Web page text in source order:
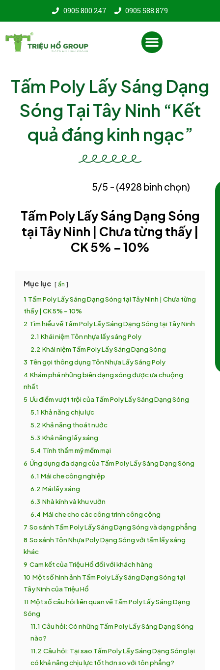
dung
0905.800.247 0905.588.879
Menu
Tấm Poly Lấy Sáng Dạng
Sóng Tại Tây Ninh “Kết
quả đáng kinh ngạc”
5/5 - (4928 bình chọn)
Tấm Poly Lấy Sáng Dạng Sóng
tại Tây Ninh | Chưa từng thấy |
CK 5% – 10%
Mục lục ẩn
1 Tấm Poly Lấy Sáng Dạng Sóng tại Tây Ninh | Chưa từng
thấy | CK 5% – 10%
2 Tìm hiểu về Tấm Poly Lấy Sáng Dạng Sóng tại Tây Ninh
2.1 Khái niệm Tôn nhựa lấy sáng Poly
2.2 Khái niệm Tấm Poly Lấy Sáng Dạng Sóng
3 Tên gọi thông dụng Tôn Nhựa Lấy Sáng Poly
4 Khám phá những biên dạng sóng được ưa chuộng
nhất
5 Ưu điểm vượt trội của Tấm Poly Lấy Sáng Dạng Sóng
5.1 Khả năng chịu lực
5.2 Khả năng thoát nước
5.3 Khả năng lấy sáng
5.4 Tính thẩm mỹ mềm mại
6 Ứng dụng đa dạng của Tấm Poly Lấy Sáng Dạng Sóng
6.1 Mái che công nghiệp
6.2 Mái lấy sáng
6.3 Nhà kính và khu vườn
6.4 Mái che cho các công trình công cộng
7 So sánh Tấm Poly Lấy Sáng Dạng Sóng và dạng phẳng
8 So sánh Tôn Nhựa Poly Dạng Sóng với tấm lấy sáng
khác
9 Cam kết của Triệu Hổ đối với khách hàng
10 Một số hình ảnh Tấm Poly Lấy Sáng Dạng Sóng tại
Tây Ninh của Triệu Hổ
11 Một số câu hỏi liên quan về Tấm Poly Lấy Sáng Dạng
Sóng
11.1 Câu hỏi: Có những Tấm Poly Lấy Sáng Dạng Sóng
nào?
11.2 Câu hỏi: Tại sao Tấm Poly Lấy Sáng Dạng Sóng lại
có khả năng chịu lực tốt hơn so với tôn phẳng?